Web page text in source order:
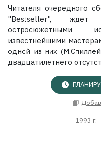
Читателя очередного
"Bestseller",
остросюжетными
известнейшими
одной из них
двадцатилетнего
1993 г.